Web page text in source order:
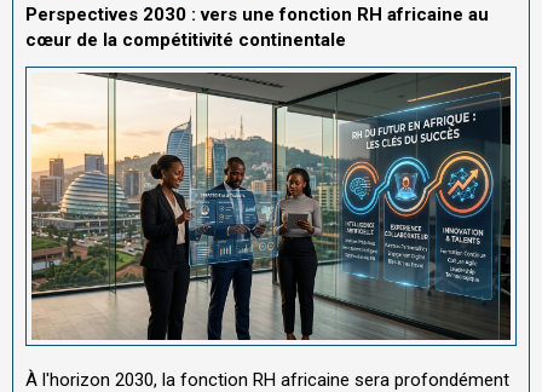
Perspectives 2030 : vers une fonction RH africaine au
cœur de la compétitivité continentale
À l'horizon 2030, la fonction RH africaine sera profondément